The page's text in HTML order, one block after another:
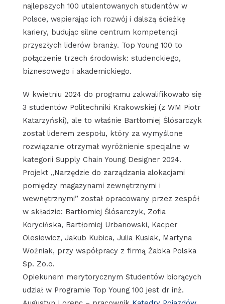
najlepszych 100 utalentowanych studentów w
Polsce, wspierając ich rozwój i dalszą ścieżkę
kariery, budując silne centrum kompetencji
przyszłych liderów branży. Top Young 100 to
połączenie trzech środowisk: studenckiego,
biznesowego i akademickiego.
W kwietniu 2024 do programu zakwalifikowało się
3 studentów Politechniki Krakowskiej (z WM Piotr
Katarzyński), ale to właśnie Bartłomiej Ślósarczyk
został liderem zespołu, który za wymyślone
rozwiązanie otrzymał wyróżnienie specjalne w
kategorii Supply Chain Young Designer 2024.
Projekt „Narzędzie do zarządzania alokacjami
pomiędzy magazynami zewnętrznymi i
wewnętrznymi” został opracowany przez zespół
w składzie: Bartłomiej Ślósarczyk, Zofia
Korycińska, Bartłomiej Urbanowski, Kacper
Olesiewicz, Jakub Kubica, Julia Kusiak, Martyna
Woźniak, przy współpracy z firmą Żabka Polska
Sp. Zo.o.
Opiekunem merytorycznym Studentów biorących
udział w Programie Top Young 100 jest dr inż.